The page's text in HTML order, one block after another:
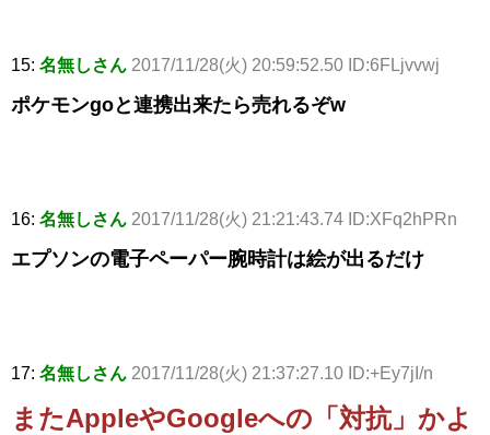
15: 名無しさん 2017/11/28(火) 20:59:52.50 ID:6FLjvvwj
ポケモンgoと連携出来たら売れるぞw
16: 名無しさん 2017/11/28(火) 21:21:43.74 ID:XFq2hPRn
エプソンの電子ペーパー腕時計は絵が出るだけ
17: 名無しさん 2017/11/28(火) 21:37:27.10 ID:+Ey7jI/n
またAppleやGoogleへの「対抗」かよ